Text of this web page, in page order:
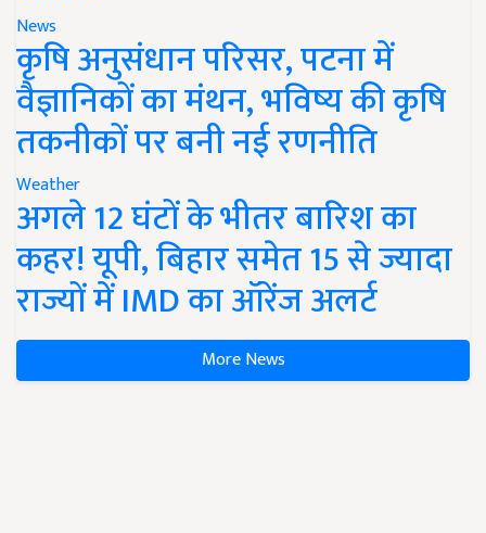
News
कृषि अनुसंधान परिसर, पटना में
वैज्ञानिकों का मंथन, भविष्य की कृषि
तकनीकों पर बनी नई रणनीति
Weather
अगले 12 घंटों के भीतर बारिश का
कहर! यूपी, बिहार समेत 15 से ज्यादा
राज्यों में IMD का ऑरेंज अलर्ट
More News